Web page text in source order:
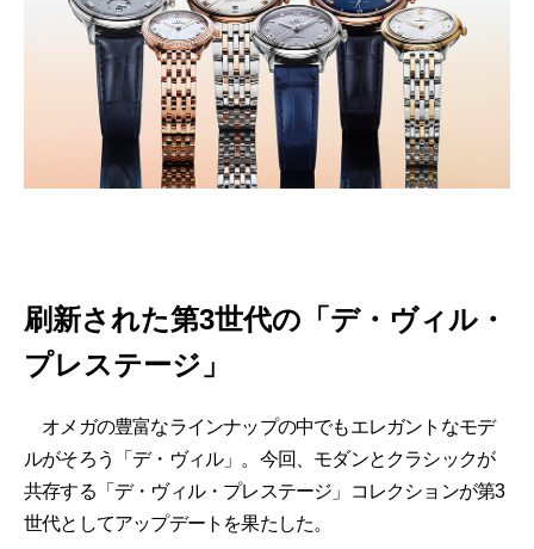
刷新された第3世代の「デ・ヴィル・
プレステージ」
オメガの豊富なラインナップの中でもエレガントなモデ
ルがそろう「デ・ヴィル」。今回、モダンとクラシックが
共存する「デ・ヴィル・プレステージ」コレクションが第3
世代としてアップデートを果たした。